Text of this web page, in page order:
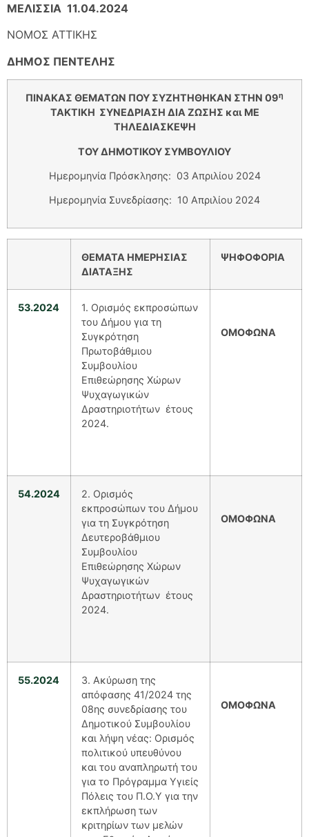
ΜΕΛΙΣΣΙΑ 11.04.2024
ΝΟΜOΣ ΑΤΤΙΚΗΣ
ΔΗΜΟΣ ΠΕΝΤΕΛΗΣ
ΠΙΝΑΚΑΣ ΘΕΜΑΤΩΝ ΠΟΥ ΣΥΖΗΤΗΘΗΚΑΝ ΣΤΗΝ 09η
ΤΑΚΤΙΚΗ ΣΥΝΕΔΡΙΑΣΗ ΔΙΑ ΖΩΣΗΣ και ΜΕ
ΤΗΛΕΔΙΑΣΚΕΨΗ
ΤΟΥ ΔΗΜΟΤΙΚΟΥ ΣΥΜΒΟΥΛΙΟΥ
Ημερομηνία Πρόσκλησης: 03 Απριλίου 2024
Ημερομηνία Συνεδρίασης: 10 Απριλίου 2024
ΘΕΜΑΤΑ ΗΜΕΡΗΣΙΑΣ
ΔΙΑΤΑΞΗΣ
ΨΗΦΟΦΟΡΙΑ
53.2024
1. Ορισμός εκπροσώπων
του Δήμου για τη
Συγκρότηση
Πρωτοβάθμιου
Συμβουλίου
Επιθεώρησης Χώρων
Ψυχαγωγικών
Δραστηριοτήτων έτους
2024.
ΟΜΟΦΩΝΑ
54.2024
2. Ορισμός
εκπροσώπων του Δήμου
για τη Συγκρότηση
Δευτεροβάθμιου
Συμβουλίου
Επιθεώρησης Χώρων
Ψυχαγωγικών
Δραστηριοτήτων έτους
2024.
ΟΜΟΦΩΝΑ
55.2024
3. Ακύρωση της
απόφασης 41/2024 της
08ης συνεδρίασης του
Δημοτικού Συμβουλίου
και λήψη νέας: Ορισμός
πολιτικού υπευθύνου
και του αναπληρωτή του
για το Πρόγραμμα Υγιείς
Πόλεις του Π.Ο.Υ για την
εκπλήρωση των
κριτηρίων των μελών
ΟΜΟΦΩΝΑ